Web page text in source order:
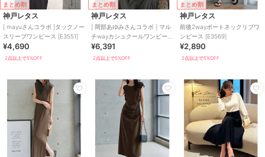
ニット素材/ポリエステル素材/
無地/ロング・マキシ丈
半袖
/ライフスタイル / タイトスカー
ト/フレアスカート
ロング・
マキシ丈/パーティー・結婚式・
ワンピース
ニット素材/ ポリエステル素材 /
無地/ ロング・マキシ丈
半袖
ライフスタイル
タイトスカー
フレアスカート/ロング・
マキシ丈
パーティー・結婚式・
まとめ割
神戸レタス
[ mayuさんコラボ ]タックノー
スリーブワンピース [E3551]
¥4,690
2点以上で5%OFF
まとめ割
神戸レタス
[ 岡部あゆみさんコラボ ] マル
チwayカシュクールワンピース
[E3304]
¥6,391
2点以上で5%OFF
まとめ割
神戸レタス
前後2wayボートネックリブワ
ンピース [E3569]
¥2,890
2点以上で5%OFF